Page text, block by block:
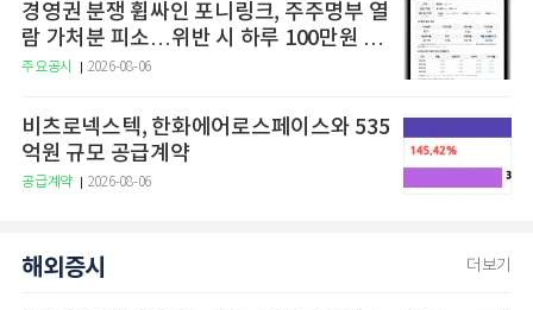
경영권 분쟁 휩싸인 포니링크, 주주명부 열
람 가처분 피소…위반 시 하루 100만원 청
구
주요공시 2026-08-06
비츠로넥스텍, 한화에어로스페이스와 535
억원 규모 공급계약
공급계약 2026-08-06
해외증시 더보기